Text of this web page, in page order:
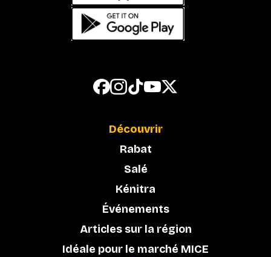
Découvrir
Rabat
Salé
Kénitra
Événements
Articles sur la région
Idéale pour le marché MICE